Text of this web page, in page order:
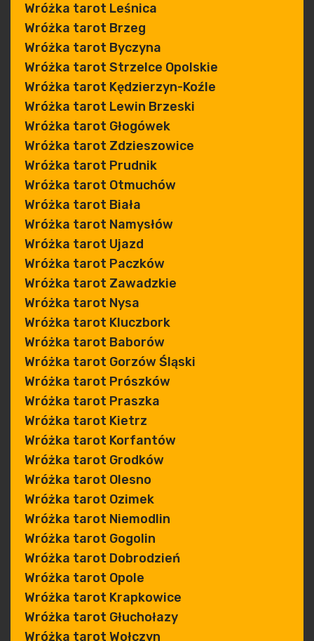
Wróżka tarot Leśnica
Wróżka tarot Brzeg
Wróżka tarot Byczyna
Wróżka tarot Strzelce Opolskie
Wróżka tarot Kędzierzyn-Koźle
Wróżka tarot Lewin Brzeski
Wróżka tarot Głogówek
Wróżka tarot Zdzieszowice
Wróżka tarot Prudnik
Wróżka tarot Otmuchów
Wróżka tarot Biała
Wróżka tarot Namysłów
Wróżka tarot Ujazd
Wróżka tarot Paczków
Wróżka tarot Zawadzkie
Wróżka tarot Nysa
Wróżka tarot Kluczbork
Wróżka tarot Baborów
Wróżka tarot Gorzów Śląski
Wróżka tarot Prószków
Wróżka tarot Praszka
Wróżka tarot Kietrz
Wróżka tarot Korfantów
Wróżka tarot Grodków
Wróżka tarot Olesno
Wróżka tarot Ozimek
Wróżka tarot Niemodlin
Wróżka tarot Gogolin
Wróżka tarot Dobrodzień
Wróżka tarot Opole
Wróżka tarot Krapkowice
Wróżka tarot Głuchołazy
Wróżka tarot Wołczyn